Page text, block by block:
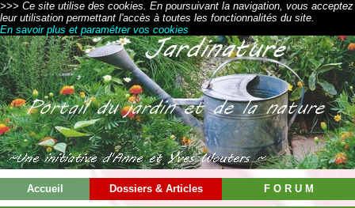
>>> Ce site utilise des cookies. En poursuivant la navigation, vous acceptez
leur utilisation permettant l'accès à toutes les fonctionnalités du site.
En savoir plus et paramétrer vos cookies
Accueil Dossiers & Articles F O R U M